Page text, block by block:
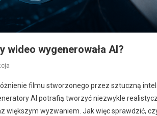
wideo wygenerowała AI?
filmu stworzonego przez sztuczną
AI potrafią tworzyć niezwykle
większym wyzwaniem. Jak więc sprawdzić,